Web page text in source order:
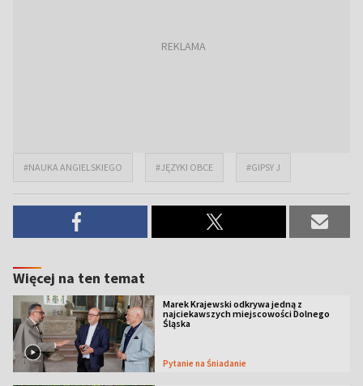
#NAUKA ANGIELSKIEGO #JĘZYKI OBCE #GIPSY J
Więcej na ten temat
Marek Krajewski odkrywa jedną z
najciekawszych miejscowości Dolnego
Śląska
Pytanie na Śniadanie